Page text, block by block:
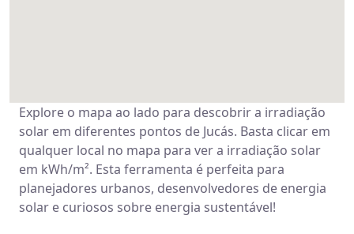
Explore o mapa ao lado para descobrir a irradiação
solar em diferentes pontos de Jucás. Basta clicar em
qualquer local no mapa para ver a irradiação solar
em kWh/m². Esta ferramenta é perfeita para
planejadores urbanos, desenvolvedores de energia
solar e curiosos sobre energia sustentável!